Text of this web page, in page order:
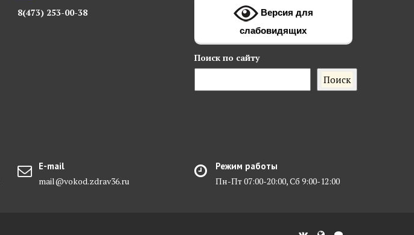
8(473) 253-00-38
Версия для
слабовидящих
Поискпо сайту
Поиск
E-mail
mail@vokod.zdrav36.ru
Режим работы
Пн-Пт 07:00-20:00, Сб 9:00-12:00